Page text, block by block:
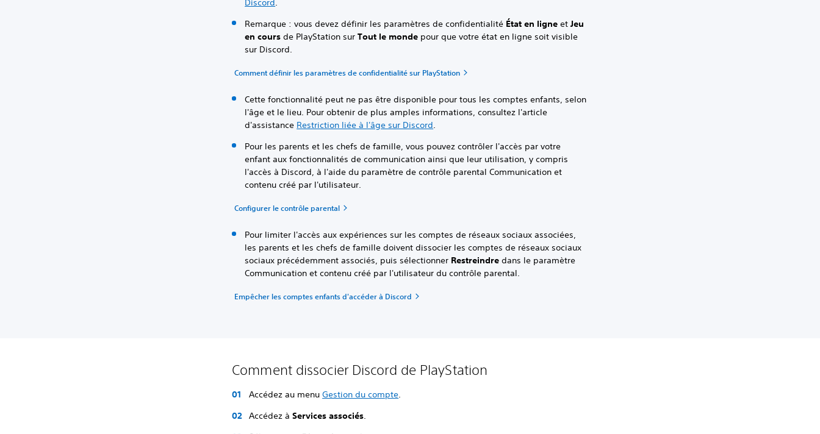
Discord.
Remarque : vous devez définir les paramètres de confidentialité État en ligneetJeu
en coursde PlayStation surTout le monde pour que votre état en ligne soit visible
sur Discord.
Comment définir les paramètres de confidentialité sur PlayStation
Cette fonctionnalité peut ne pas être disponible pour tous les comptes enfants, selon
l'âge et le lieu. Pour obtenir de plus amples informations, consultez l'article
d'assistance Restriction liée à l'âge sur Discord.
Pour les parents et les chefs de famille, vous pouvez contrôler l'accès par votre
enfant aux fonctionnalités de communication ainsi que leur utilisation, y compris
l'accès à Discord, à l'aide du paramètre de contrôle parental Communication et
contenu créé par l'utilisateur.
Configurer le contrôle parental
Pour limiter l'accès aux expériences sur les comptes de réseaux sociaux associées,
les parents et les chefs de famille doivent dissocier les comptes de réseaux sociaux
sociaux précédemment associés, puis sélectionner Restreindredans le paramètre
Communication et contenu créé par l'utilisateur du contrôle parental.
Empêcher les comptes enfants d'accéder à Discord
Comment dissocier Discord de PlayStation
Accédez au menuGestion du compte.
Accédez àServices associés.